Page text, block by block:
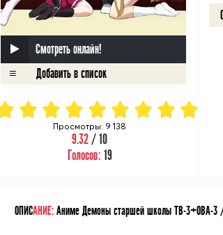
Смотреть онлайн!
Просмотры: 9 138
9.32/ 10
Голосов: 19
ОПИСАНИЕ:Аниме Демоны старшей школы ТВ-3+ОВА-3 /